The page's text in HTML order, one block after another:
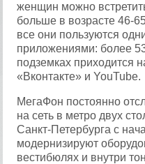
женщин можно
больше в возрасте 46-
все они пользуются
приложениями: более
подземках приходится
«Вконтакте» и YouTube.
МегаФон постоянно
на сеть в метро двух
Санкт-Петербурга с
модернизируют
вестибюлях и внутри